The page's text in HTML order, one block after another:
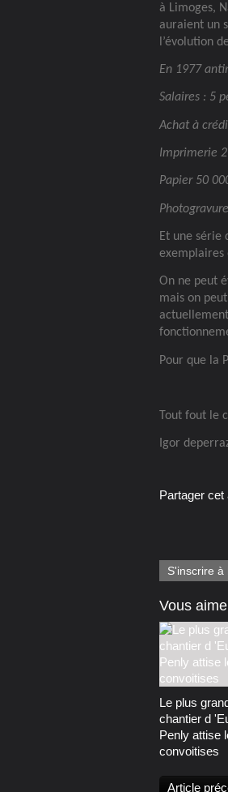
à Limoges,
auraient un
l’évolution
En 1977
Salaires : 5
Achat à
Imprimerie
Papier 50
Et une série
exemplaires
On ne peut
mais on
Pour que la
Tout fout le
Igor
Partager cet
S'inscrire à
Vous
Le plus
chantier d
Penly attise
convoitises
Article